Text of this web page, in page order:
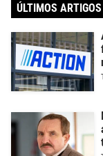
ÚLTIMOS ARTIGOS